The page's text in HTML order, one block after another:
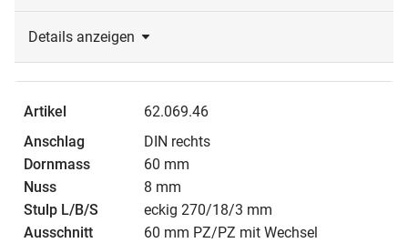
Details anzeigen
62.069.46
DIN rechts
60 mm
8 mm
eckig 270/18/3 mm
60 mm PZ/PZ mit Wechsel